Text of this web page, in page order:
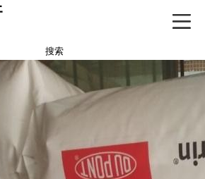
搜索